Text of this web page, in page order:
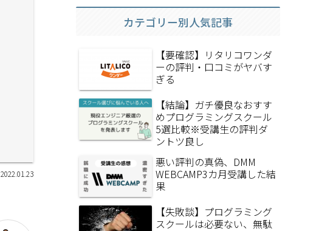
2022.01.23
カテゴリー別人気記事
【要確認】リタリコワンダ
ーの評判・口コミがヤバす
ぎる
【結論】ガチ優良なおすす
めプログラミングスクール
5選比較※受講生の評判ダ
ントツ良し
悪い評判の真偽、DMM
WEBCAMP3カ月受講した結
果
【失敗談】プログラミング
スクールは必要ない、無駄